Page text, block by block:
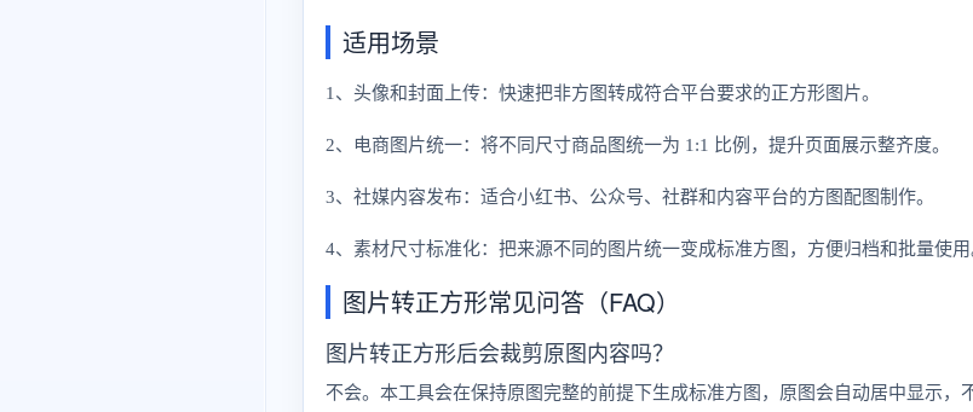
适用场景
1、头像和封面上传：快速把非方图转成符合平台要求的正方形图片。
2、电商图片统一：将不同尺寸商品图统一为 1:1 比例，提升页面展示整齐度。
3、社媒内容发布：适合小红书、公众号、社群和内容平台的方图配图制作。
4、素材尺寸标准化：把来源不同的图片统一变成标准方图，方便归档和批量使用
图片转正方形常见问答（FAQ）
图片转正方形后会裁剪原图内容吗？
不会。本工具会在保持原图完整的前提下生成标准方图，原图会自动居中显示，